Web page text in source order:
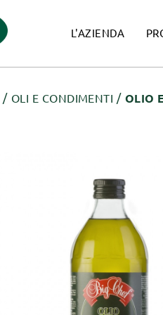
L'AZIENDA
OLI E CONDIMENTI OLIO